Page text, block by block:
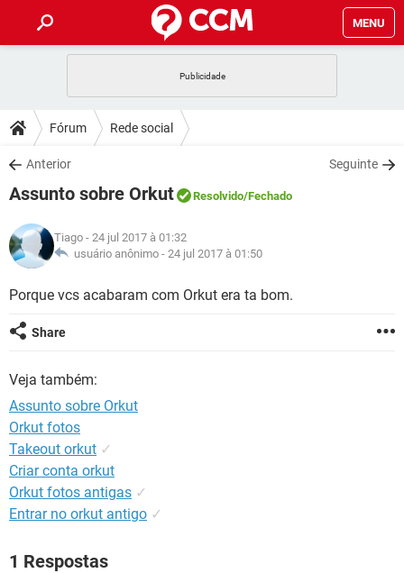
MENU
CELULAR
OUTLOOK
INSTAGRAM GMAIL
GUIA DE COMPRAS
DICAS
JOGOS
INSTAGRAM
GUIA DE COMPRAS
DOWNLOADS
JOGOS WHATSAPP
CELULAR
OUTLOOK EXCEL
JOGOS
CELULAR
OUTLOOK EXCEL
INSTAGRAM
GLOSSÁRIO
WHATSAPP
INSTAGRAM
GUIA DE COMPRAS
Fórum Rede social
Anterior Seguinte
Assunto sobre Orkut Resolvido/Fechado
Tiago - 24 jul 2017 à 01:32
usuário anônimo - 24 jul 2017 à 01:50
Porque vcs acabaram com Orkut era ta bom.
Share
Veja também:
Assunto sobre Orkut
Orkut fotos
Takeout orkut ✓
Criar conta orkut
Orkut fotos antigas ✓
Entrar no orkut antigo ✓
1 Respostas